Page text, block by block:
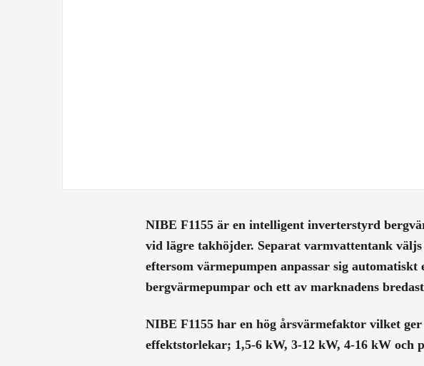
NIBE F1155 är en intelligent inverterstyrd
vid lägre takhöjder. Separat varmvattentank
eftersom värmepumpen anpassar sig
bergvärmepumpar och ett av marknadens
NIBE F1155 har en hög årsvärmefaktor vilket
effektstorlekar; 1,5-6 kW, 3-12 kW, 4-16 kW och